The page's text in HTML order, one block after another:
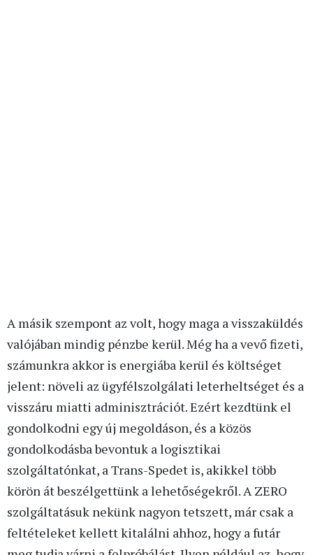
A másik szempont az volt, hogy maga a visszaküldés
valójában mindig pénzbe kerül. Még ha a vevő fizeti,
számunkra akkor is energiába kerül és költséget
jelent: növeli az ügyfélszolgálati leterheltséget és a
visszáru miatti adminisztrációt. Ezért kezdtünk el
gondolkodni egy új megoldáson, és a közös
gondolkodásba bevontuk a logisztikai
szolgáltatónkat, a Trans-Spedet is, akikkel több
körön át beszélgettünk a lehetőségekről. A ZERO
szolgáltatásuk nekünk nagyon tetszett, már csak a
feltételeket kellett kitalálni ahhoz, hogy a futár